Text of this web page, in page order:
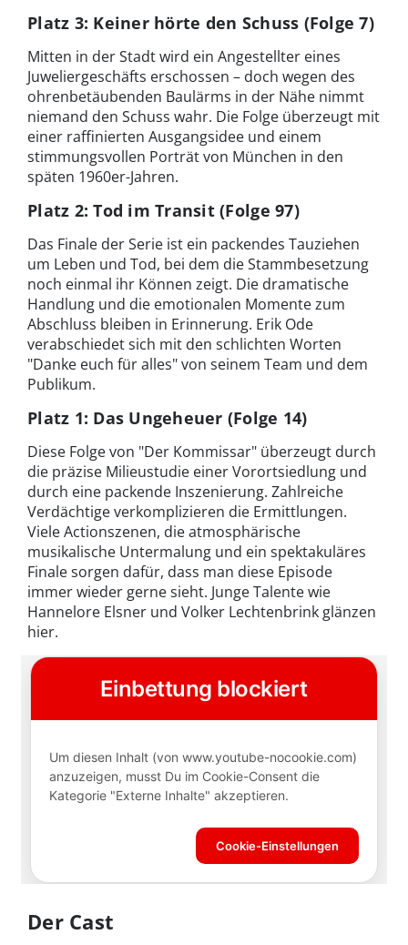
Platz 3: Keiner hörte den Schuss (Folge 7)
Mitten in der Stadt wird ein Angestellter eines
Juweliergeschäfts erschossen – doch wegen des
ohrenbetäubenden Baulärms in der Nähe nimmt
niemand den Schuss wahr. Die Folge überzeugt mit
einer raffinierten Ausgangsidee und einem
stimmungsvollen Porträt von München in den
späten 1960er-Jahren.
Platz 2: Tod im Transit (Folge 97)
Das Finale der Serie ist ein packendes Tauziehen
um Leben und Tod, bei dem die Stammbesetzung
noch einmal ihr Können zeigt. Die dramatische
Handlung und die emotionalen Momente zum
Abschluss bleiben in Erinnerung. Erik Ode
verabschiedet sich mit den schlichten Worten
"Danke euch für alles" von seinem Team und dem
Publikum.
Platz 1: Das Ungeheuer (Folge 14)
Diese Folge von "Der Kommissar" überzeugt durch
die präzise Milieustudie einer Vorortsiedlung und
durch eine packende Inszenierung. Zahlreiche
Verdächtige verkomplizieren die Ermittlungen.
Viele Actionszenen, die atmosphärische
musikalische Untermalung und ein spektakuläres
Finale sorgen dafür, dass man diese Episode
immer wieder gerne sieht. Junge Talente wie
Hannelore Elsner und Volker Lechtenbrink glänzen
hier.
Der Cast